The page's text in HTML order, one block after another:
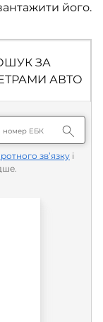
його.
ЗА
АВТО
зв’язку і